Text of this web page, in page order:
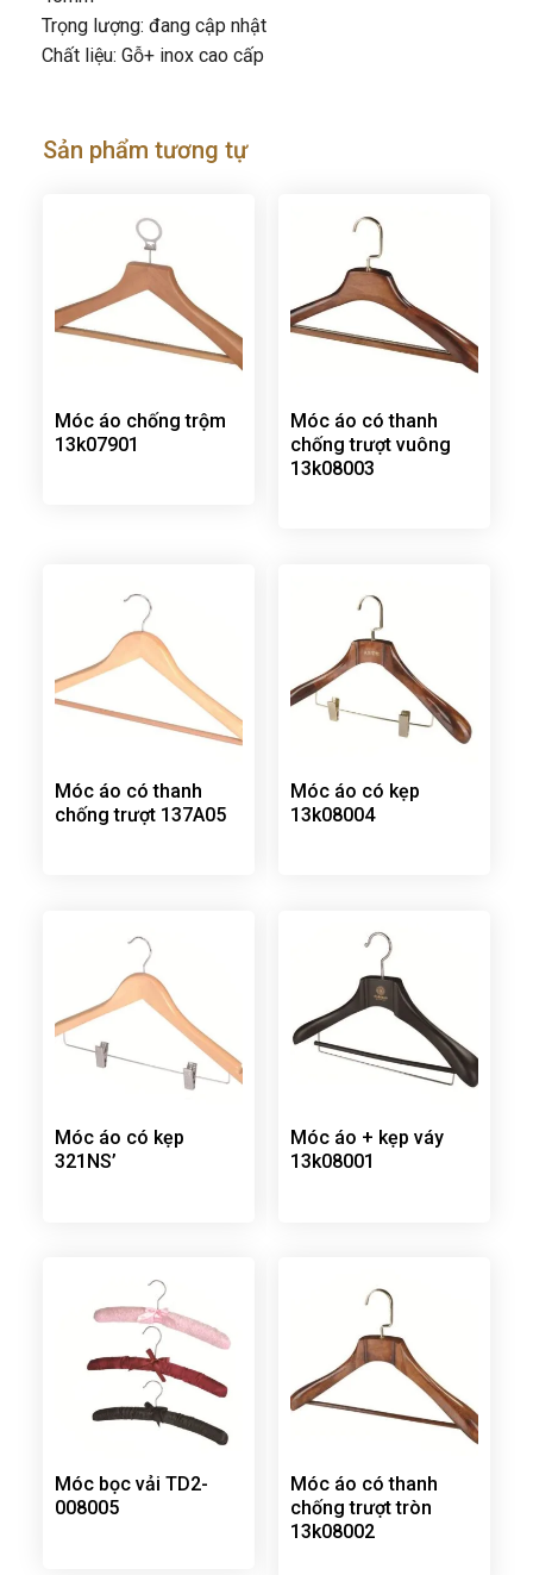
Trọng lượng: đang cập nhật
Chất liệu: Gỗ+ inox cao cấp
Sản phẩm tương tự
Móc áo chống trộm
13k07901
Móc áo có thanh
chống trượt vuông
13k08003
Móc áo có thanh
chống trượt 137A05
Móc áo có kẹp
13k08004
Móc áo có kẹp
321NS’
Móc áo + kẹp váy
13k08001
Móc bọc vải TD2-
008005
Móc áo có thanh
chống trượt tròn
13k08002